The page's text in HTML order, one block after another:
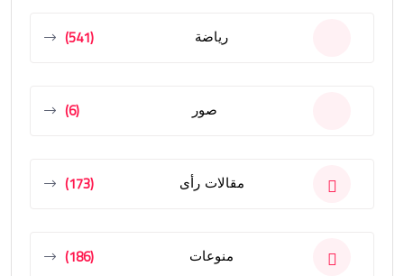
رياضة (541)
صور (6)
مقالات رأى (173)
منوعات (186)